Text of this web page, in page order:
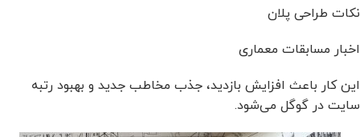
نکات طراحی پلان
اخبار مسابقات معماری
این کار باعث افزایش بازدید، جذب مخاطب جدید و بهبود رتبه
سایت در گوگل می‌شود.